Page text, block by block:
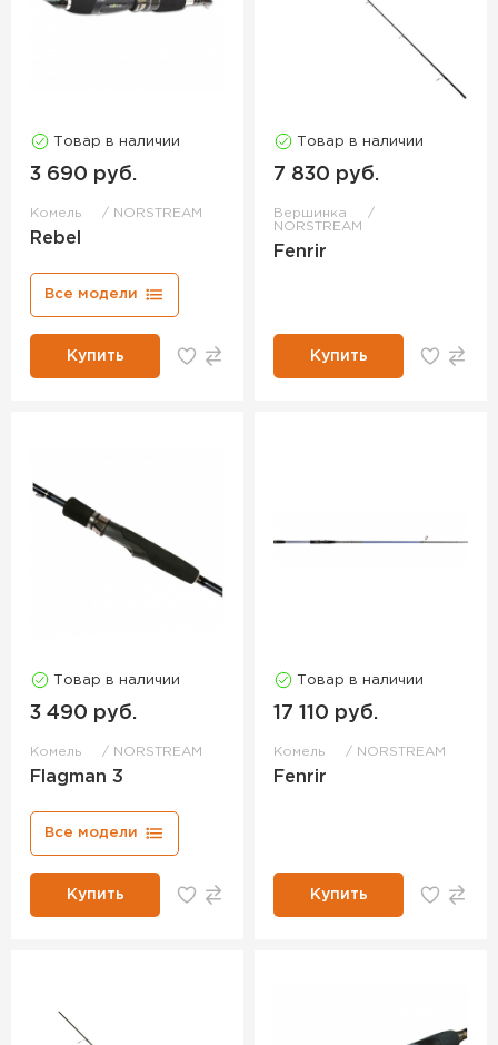
Товар в наличии
3 690 руб.
Комель NORSTREAM
Rebel
Все модели
Купить
Товар в наличии
7 830 руб.
Вершинка
NORSTREAM
Fenrir
Купить
Товар в наличии
3 490 руб.
Комель NORSTREAM
Flagman 3
Все модели
Купить
Товар в наличии
17 110 руб.
Комель NORSTREAM
Fenrir
Купить